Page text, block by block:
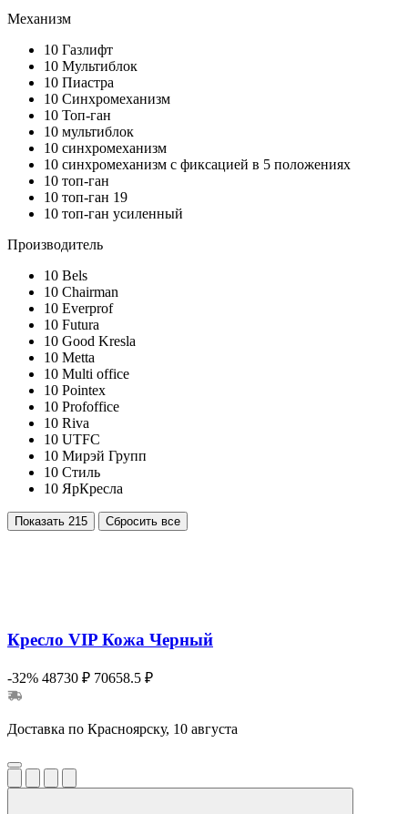
Механизм
10 Газлифт
10 Мультиблок
10 Пиастра
10 Синхромеханизм
10 Топ-ган
10 мультиблок
10 синхромеханизм
10 синхромеханизм с фиксацией в 5 положениях
10 топ-ган
10 топ-ган 19
10 топ-ган усиленный
Производитель
10 Bels
10 Chairman
10 Everprof
10 Futura
10 Good Kresla
10 Metta
10 Multi office
10 Pointex
10 Profoffice
10 Riva
10 UTFC
10 Мирэй Групп
10 Стиль
10 ЯрКресла
Показать 215 Сбросить все
Кресло VIP Кожа Черный
-32% 48730 ₽ 70658.5 ₽
Доставка по Красноярску, 10 августа